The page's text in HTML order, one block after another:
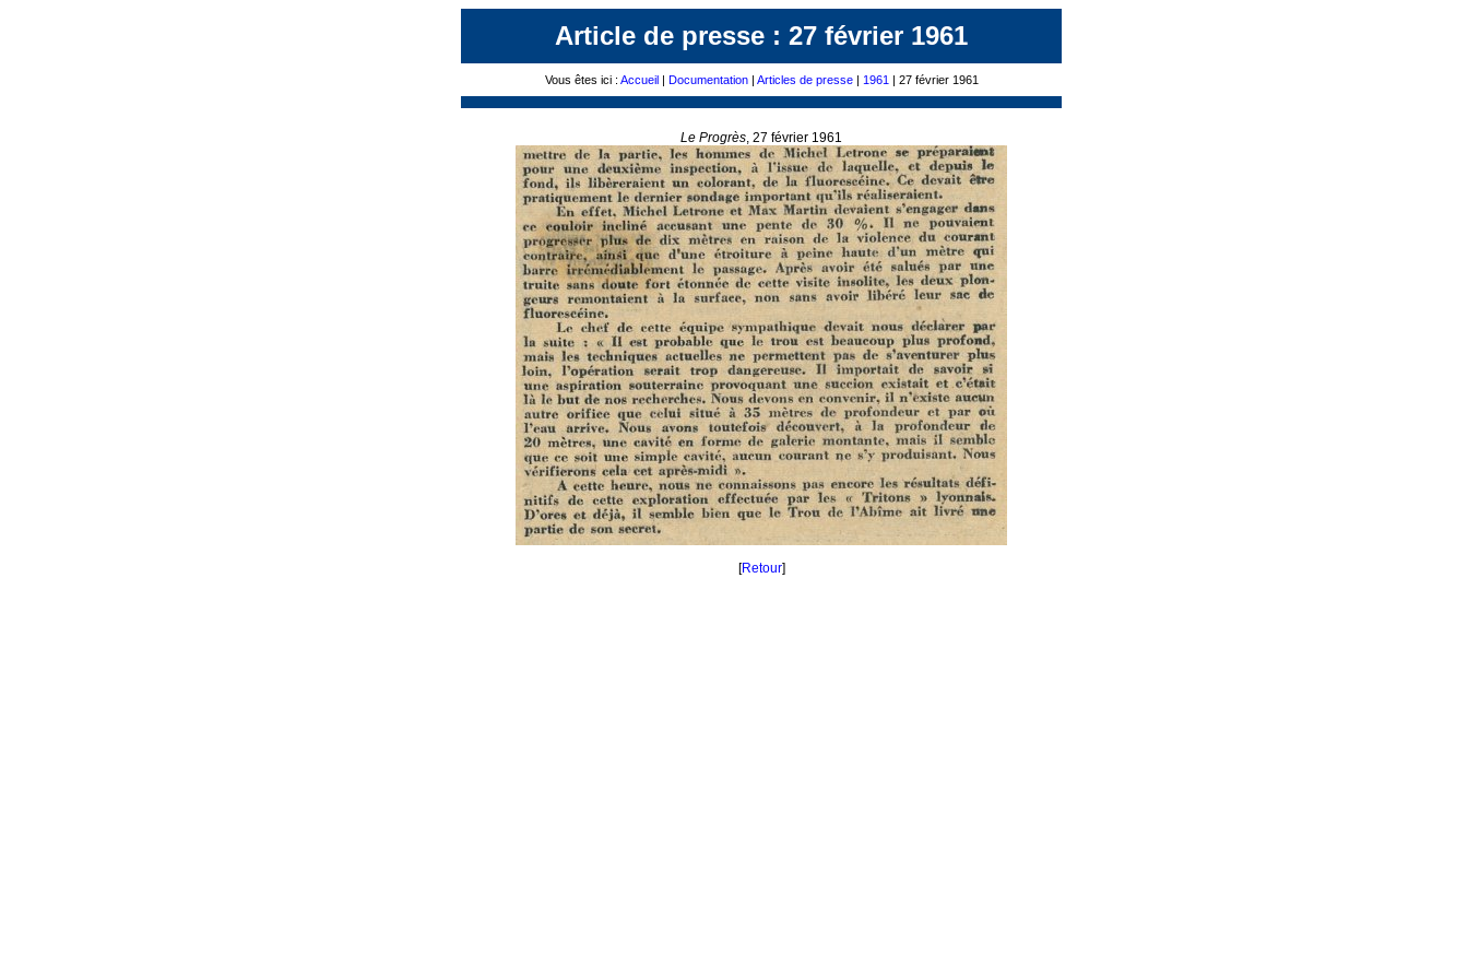
Article de presse : 27 février 1961
Vous êtes ici : Accueil| Documentation| Articles de presse| 1961 | 27 février 1961
Le Progrès, 27 février 1961
[Retour]